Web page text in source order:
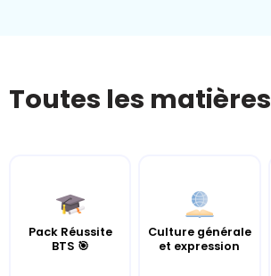
Toutes les matières
Pack Réussite
BTS 🎯
Culture générale
et expression